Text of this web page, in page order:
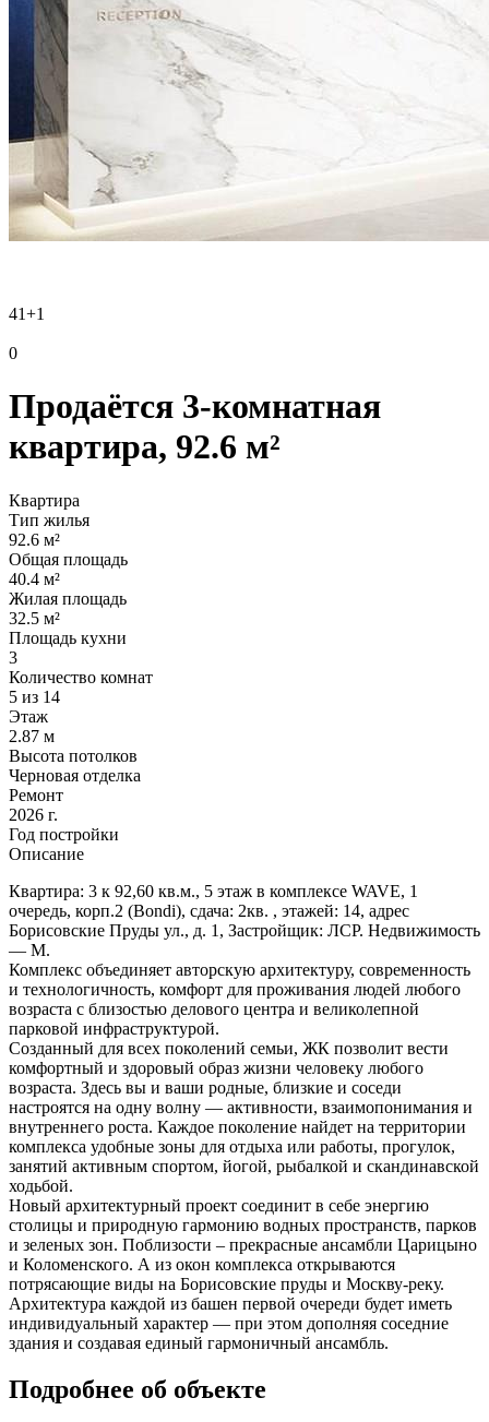
41+1
0
Продаётся 3-комнатная
квартира, 92.6 м²
Квартира
Тип жилья
92.6 м²
Общая площадь
40.4 м²
Жилая площадь
32.5 м²
Площадь кухни
3
Количество комнат
5 из 14
Этаж
2.87 м
Высота потолков
Черновая отделка
Ремонт
2026 г.
Год постройки
Описание
Квартира: 3 к 92,60 кв.м., 5 этаж в комплексе WAVE, 1
очередь, корп.2 (Bondi), сдача: 2кв. , этажей: 14, адрес
Борисовские Пруды ул., д. 1, Застройщик: ЛСР. Недвижимость
— М.
Комплекс объединяет авторскую архитектуру, современность
и технологичность, комфорт для проживания людей любого
возраста с близостью делового центра и великолепной
парковой инфраструктурой.
Созданный для всех поколений семьи, ЖК позволит вести
комфортный и здоровый образ жизни человеку любого
возраста. Здесь вы и ваши родные, близкие и соседи
настроятся на одну волну — активности, взаимопонимания и
внутреннего роста. Каждое поколение найдет на территории
комплекса удобные зоны для отдыха или работы, прогулок,
занятий активным спортом, йогой, рыбалкой и скандинавской
ходьбой.
Новый архитектурный проект соединит в себе энергию
столицы и природную гармонию водных пространств, парков
и зеленых зон. Поблизости – прекрасные ансамбли Царицыно
и Коломенского. А из окон комплекса открываются
потрясающие виды на Борисовские пруды и Москву-реку.
Архитектура каждой из башен первой очереди будет иметь
индивидуальный характер — при этом дополняя соседние
здания и создавая единый гармоничный ансамбль.
Подробнее об объекте